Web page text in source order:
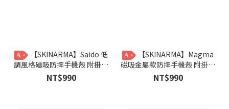
A
調風格磁吸防摔手機殼 附掛繩
環 iPhone 17 Pro / 17
ProMax
NT$990
A
磁吸金屬款防摔手機殼 附掛繩
環 iPhone 17 Pro / 17
ProMax
NT$990